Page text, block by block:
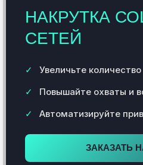
НАКРУТКА
СЕТЕЙ
Увеличьте
Повышайте охваты и
Автоматизируйте
ЗАКАЗАТЬ